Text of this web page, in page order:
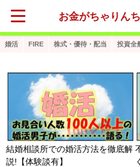
お金がちゃりん
婚活 FIRE 株式・優待・配当 投資全
結婚相談所での婚活方法を徹底解
説!【体験談有】